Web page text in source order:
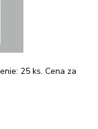
25 ks. Cena za